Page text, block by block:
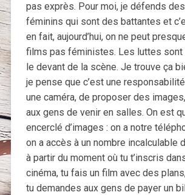
pas exprès. Pour moi, je défends
féminins qui sont des battantes et
en fait, aujourd’hui, on ne peut
films pas féministes. Les luttes sont
le devant de la scène. Je trouve ça
je pense que c’est une
une caméra, de proposer des
aux gens de venir en salles. On est
encerclé d’images : on a notre
on a accès à un nombre incalculable
à partir du moment où tu t’inscris
cinéma, tu fais un film avec des
tu demandes aux gens de payer un